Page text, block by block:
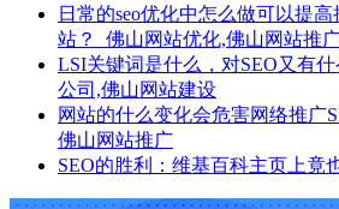
日常的seo优化中怎么做可以提
站？_佛山网站优化,佛山网站推
LSI关键词是什么，对SEO又有
公司,佛山网站建设
网站的什么变化会危害网络推广
佛山网站推广
SEO的胜利：维基百科主页上竟